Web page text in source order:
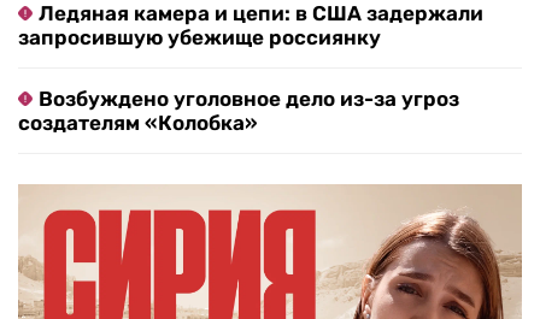
Ледяная камера и цепи: в США задержали
запросившую убежище россиянку
Возбуждено уголовное дело из-за угроз
создателям «Колобка»